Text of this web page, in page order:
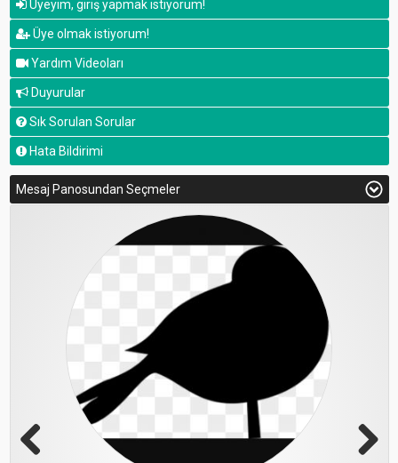
Üyeyim, giriş yapmak istiyorum!
Üye olmak istiyorum!
Yardım Videoları
Duyurular
Sık Sorulan Sorular
Hata Bildirimi
Mesaj Panosundan Seçmeler